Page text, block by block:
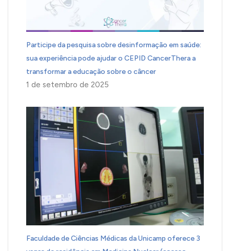
Participe da pesquisa sobre desinformação em saúde:
sua experiência pode ajudar o CEPID CancerThera a
transformar a educação sobre o câncer
1 de setembro de 2025
Faculdade de Ciências Médicas da Unicamp oferece 3